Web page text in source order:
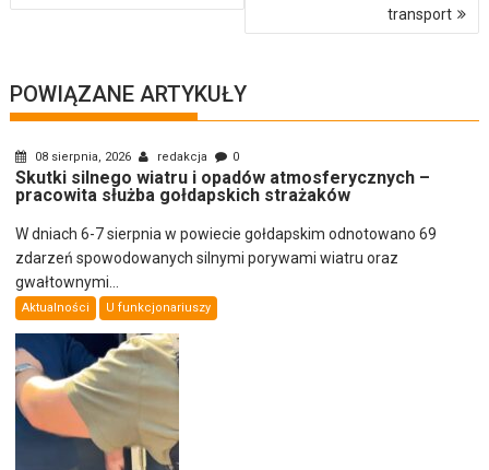
transport
POWIĄZANE ARTYKUŁY
08 sierpnia, 2026 redakcja 0
Skutki silnego wiatru i opadów atmosferycznych –
pracowita służba gołdapskich strażaków
W dniach 6-7 sierpnia w powiecie gołdapskim odnotowano 69
zdarzeń spowodowanych silnymi porywami wiatru oraz
gwałtownymi...
Aktualności U funkcjonariuszy